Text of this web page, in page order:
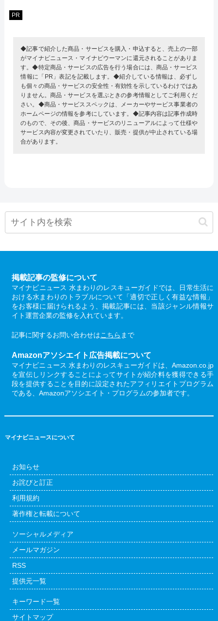
PR
◆記事で紹介した商品・サービスを購入・申込すると、売上の一部
がマイナビニュース・マイナビウーマンに還元されることがありま
す。◆特定商品・サービスの広告を行う場合には、商品・サービス
情報に「PR」表記を記載します。◆紹介している情報は、必ずし
も個々の商品・サービスの安全性・有効性を示しているわけではあ
りません。商品・サービスを選ぶときの参考情報としてご利用くだ
さい。◆商品・サービススペックは、メーカーやサービス事業者の
ホームページの情報を参考にしています。◆記事内容は記事作成時
のもので、その後、商品・サービスのリニューアルによって仕様や
サービス内容が変更されていたり、販売・提供が中止されている場
合があります。
掲載記事の監修について
マイナビニュース 水まわりのレスキューガイドでは、日常生活に
おける水まわりのトラブルについて「適切で正しく有益な情報」
をお客様に届けられるよう、掲載記事には、当該ジャンル情報サ
イト運営企業の監修を入れています。
記事に関するお問い合わせはこちら まで
Amazonアソシエイト広告掲載について
マイナビニュース 水まわりのレスキューガイドは、Amazon.co.jp
を宣伝しリンクすることによってサイトが紹介料を獲得できる手
段を提供することを目的に設定されたアフィリエイトプログラム
である、Amazonアソシエイト・プログラムの参加者です。
マイナビニュースについて
お知らせ
お詫びと訂正
利用規約
著作権と転載について
ソーシャルメディア
メールマガジン
RSS
提供元一覧
キーワード一覧
サイトマップ